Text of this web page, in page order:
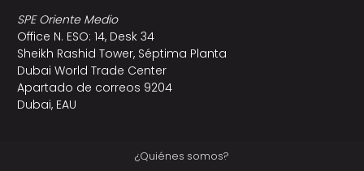
SPE Oriente Medio
Office N. ESO: 14, Desk 34
Sheikh Rashid Tower, Séptima Planta
Dubai World Trade Center
Apartado de correos 9204
Dubai, EAU
¿Quiénes somos?